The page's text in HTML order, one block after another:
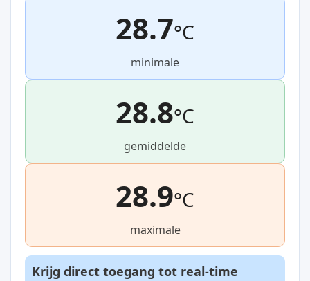
28.7°C
minimale
28.8°C
gemiddelde
28.9°C
maximale
Krijg direct toegang tot real-time